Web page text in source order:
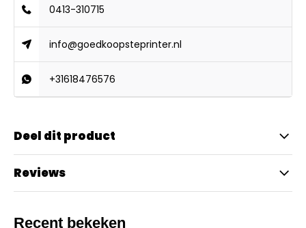
0413-310715
info@goedkoopsteprinter.nl
+31618476576
Deel dit product
Reviews
Recent bekeken